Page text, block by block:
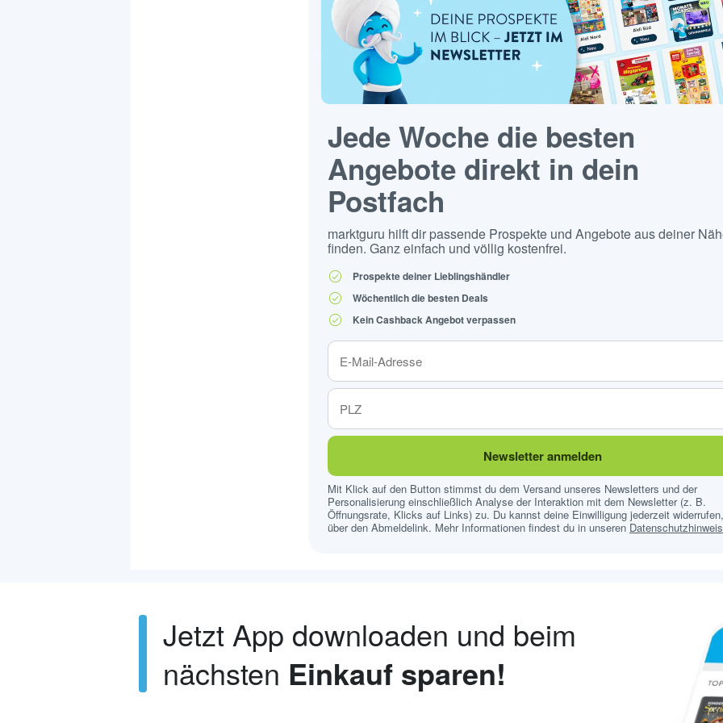
Jede Woche die besten
Angebote direkt in dein
Postfach
marktguru hilft dir passende Prospekte und Angebote aus deiner
finden. Ganz einfach und völlig kostenfrei.
Prospekte deiner Lieblingshändler
Wöchentlich die besten Deals
Kein Cashback Angebot verpassen
Newsletter anmelden
Mit Klick auf den Button stimmst du dem Versand unseres Newsletters und der
Personalisierung einschließlich Analyse der Interaktion mit dem Newsletter (z. B.
Öffnungsrate, Klicks auf Links) zu. Du kannst deine Einwilligung jederzeit
über den Abmeldelink. Mehr Informationen findest du in unseren
Jetzt App downloaden und beim
nächsten Einkauf sparen!